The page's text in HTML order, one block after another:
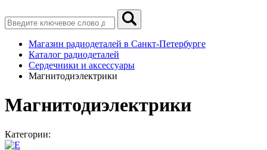
Магазин радиодеталей в Санкт-Петербурге
Каталог радиодеталей
Сердечники и аксессуары
Магнитодиэлектрики
Магнитодиэлектрики
Категории: